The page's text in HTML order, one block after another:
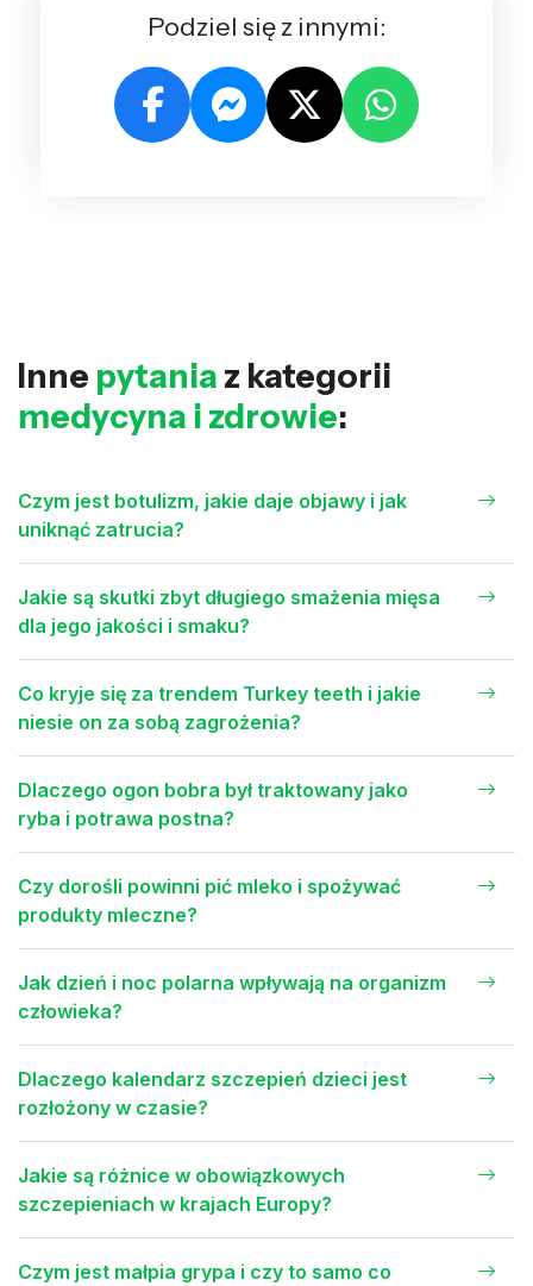
Podziel się z innymi:
Inne pytania z kategorii
medycyna i zdrowie:
Czym jest botulizm, jakie daje objawy i jak
uniknąć zatrucia?
Jakie są skutki zbyt długiego smażenia mięsa
dla jego jakości i smaku?
Co kryje się za trendem Turkey teeth i jakie
niesie on za sobą zagrożenia?
Dlaczego ogon bobra był traktowany jako
ryba i potrawa postna?
Czy dorośli powinni pić mleko i spożywać
produkty mleczne?
Jak dzień i noc polarna wpływają na organizm
człowieka?
Dlaczego kalendarz szczepień dzieci jest
rozłożony w czasie?
Jakie są różnice w obowiązkowych
szczepieniach w krajach Europy?
Czym jest małpia grypa i czy to samo co